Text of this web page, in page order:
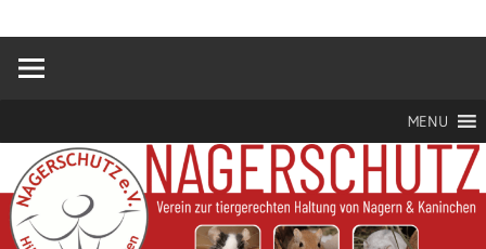
springen
Nagerschutz
für
MENU